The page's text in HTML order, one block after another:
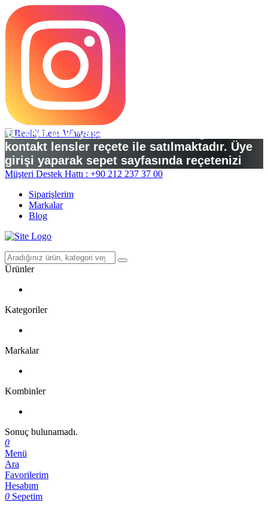
Türkiye’deki yasal düzenlemelere göre
kontakt lensler reçete ile satılmaktadır. Üye
girişi yaparak sepet sayfasında reçetenizi
yükleyebilirsiniz.
Müşteri Destek Hattı : +90 212 237 37 00
Siparişlerim
Markalar
Blog
Ürünler
Kategoriler
Markalar
Kombinler
Sonuç bulunamadı.
0
Menü
Ara
Favorilerim
Hesabım
0 Sepetim